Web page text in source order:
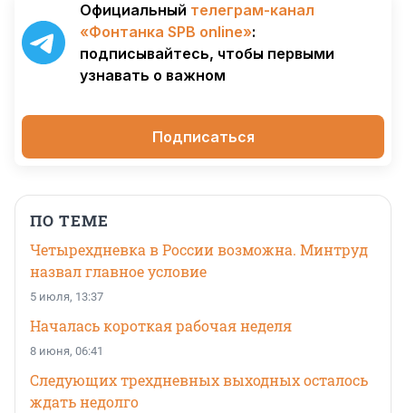
Официальный телеграм-канал
«Фонтанка SPB online»:
подписывайтесь, чтобы первыми
узнавать о важном
Подписаться
ПО ТЕМЕ
Четырехдневка в России возможна. Минтруд
назвал главное условие
5 июля, 13:37
Началась короткая рабочая неделя
8 июня, 06:41
Следующих трехдневных выходных осталось
ждать недолго